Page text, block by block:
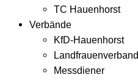
TC Hauenhorst
Verbände
KfD-Hauenhorst
Landfrauenverband
Messdiener